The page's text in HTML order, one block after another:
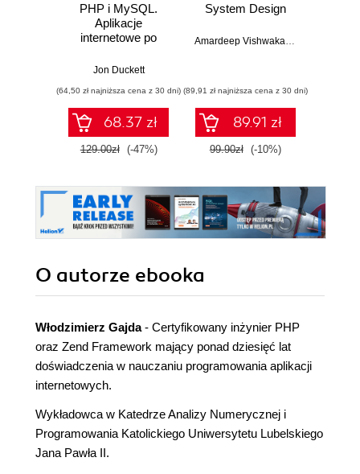
PHP i MySQL.
Aplikacje
internetowe po
Jon Duckett
(64,50 zł najniższa cena z 30 dni)
68.37 zł
129.00zł (-47%)
System Design
(89,91 zł najniższa cena z 30 dni)
89.91 zł
99.90zł (-10%)
O autorze ebooka
Włodzimierz Gajda- Certyfikowany inżynier PHP
oraz Zend Framework mający ponad dziesięć lat
doświadczenia w nauczaniu programowania aplikacji
internetowych.
Wykładowca w Katedrze Analizy Numerycznej i
ProgramowaniaKatolickiego Uniwersytetu Lubelskiego
Jana Pawła II.